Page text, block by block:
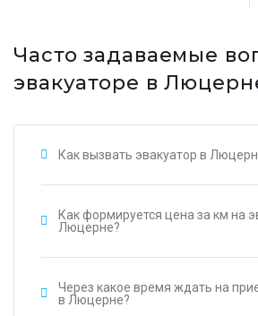
Часто задаваемые
эвакуаторе в
Как вызвать эвакуатор в
Как формируется цена за км на
Люцерне?
Через какое время ждать на
в Люцерне?